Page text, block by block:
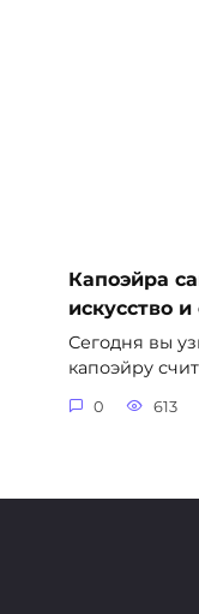
Капоэйра
искусство
Сегодня вы
капоэйру
0 613